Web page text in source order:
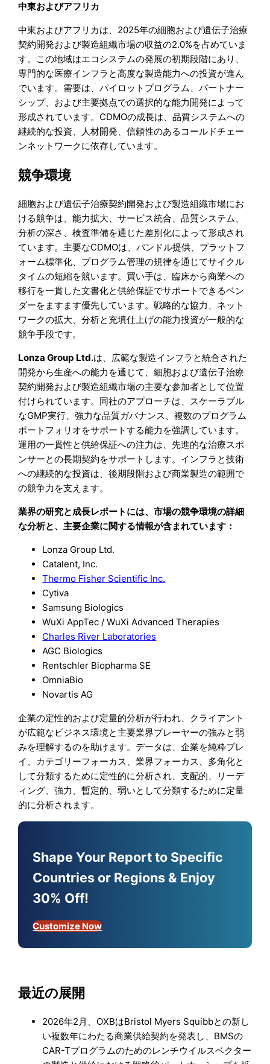
中東およびアフリカ
中東およびアフリカは、2025年の細胞および遺伝子治療
契約開発および製造組織市場の収益の2.0%を占めていま
す。この地域はエコシステムの発展の初期段階にあり、
専門的な医療インフラと高度な製造能力への投資が進ん
でいます。需要は、パイロットプログラム、パートナー
シップ、および主要拠点での選択的な能力開発によって
形成されています。CDMOの成長は、品質システムへの
継続的な投資、人材開発、信頼性のあるコールドチェー
ンネットワークに依存しています。
競争環境
細胞および遺伝子治療契約開発および製造組織市場にお
ける競争は、能力拡大、サービス統合、品質システム、
分析の深さ、検査準備を通じた差別化によって形成され
ています。主要なCDMOは、バンドル提供、プラットフ
ォーム標準化、プログラム管理の規律を通じてサイクル
タイムの短縮を競います。買い手は、臨床から商業への
移行を一貫した文書化と供給保証でサポートできるベン
ダーをますます優先しています。戦略的な協力、ネット
ワークの拡大、分析と充填仕上げの能力投資が一般的な
競争手段です。
Lonza Group Ltd.は、広範な製造インフラと統合された
開発から生産への能力を通じて、細胞および遺伝子治療
契約開発および製造組織市場の主要な参加者として位置
付けられています。同社のアプローチは、スケーラブル
なGMP実行、強力な品質ガバナンス、複数のプログラム
ポートフォリオをサポートする能力を強調しています。
運用の一貫性と供給保証への注力は、先進的な治療スポ
ンサーとの長期契約をサポートします。インフラと技術
への継続的な投資は、後期段階および商業製造の範囲で
の競争力を支えます。
業界の研究と成長レポートには、市場の競争環境の詳細
な分析と、主要企業に関する情報が含まれています：
Lonza Group Ltd.
Catalent, Inc.
Thermo Fisher Scientific Inc.
Cytiva
Samsung Biologics
WuXi AppTec / WuXi Advanced Therapies
Charles River Laboratories
AGC Biologics
Rentschler Biopharma SE
OmniaBio
Novartis AG
企業の定性的および定量的分析が行われ、クライアント
が広範なビジネス環境と主要業界プレーヤーの強みと弱
みを理解するのを助けます。データは、企業を純粋プレ
イ、カテゴリーフォーカス、業界フォーカス、多角化と
して分類するために定性的に分析され、支配的、リーデ
ィング、強力、暫定的、弱いとして分類するために定量
的に分析されます。
Shape Your Report to Specific
Countries or Regions & Enjoy
30% Off!
Customize Now
最近の展開
2026年2月、OXBはBristol Myers Squibbとの新し
い複数年にわたる商業供給契約を発表し、BMSの
CAR-Tプログラムのためのレンチウイルスベクター